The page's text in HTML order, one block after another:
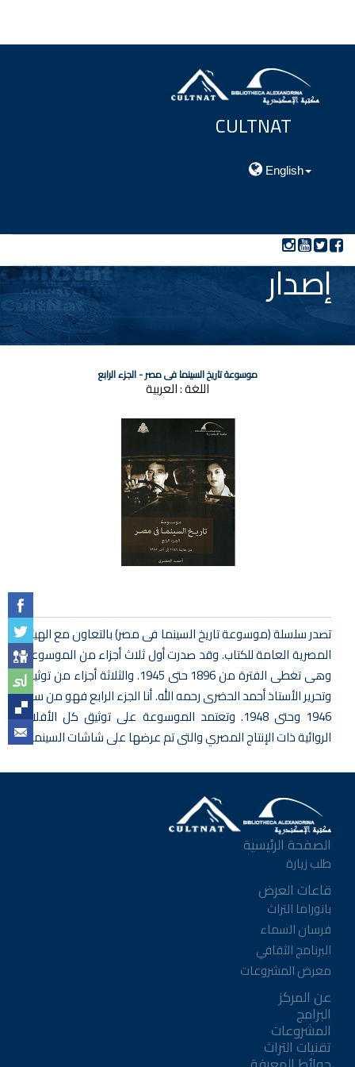
CULTNAT
English
إصدار
موسوعة تاريخ السينما فى مصر - الجزء الرابع
اللغة :العربية
تصدر سلسلة (موسوعة تاريخ السينما فى مصر) بالتعاون مع الهيئة
المصرية العامة للكتاب. وقد صدرت أول ثلاث أجزاء من الموسوعة
وهى تغطى الفترة من 1896 حتى 1945. والثلاثة أجزاء من توثيق
وتحرير الأستاذ أحمد الحضرى رحمه الله. أنا الجزء الرابع فهو من سنة
1946 وحتى 1948. وتعتمد الموسوعة على توثيق كل الأفلام
الروائية ذات الإنتاج المصري والتى تم عرضها على شاشات السينما.
الصفحة الرئيسية
طلب زيارة
قاعات العرض
بانوراما التراث
فرسان السماء
البرنامج الثقافي
معرض المشروعات
عن المركز
البرامج
المشروعات
تقنيات التراث